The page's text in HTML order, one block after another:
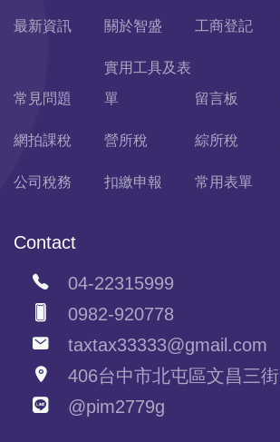
最新資訊 關於智盛 工商登記
常見問題
實用工具及表
單
留言板
網拍課稅 營所稅 綜所稅
公司稅務 扣繳申報 常用表單
Contact
04-22315999
0982-920778
taxtax33333@gmail.com
406台中市北屯區文昌三
@pim2779g